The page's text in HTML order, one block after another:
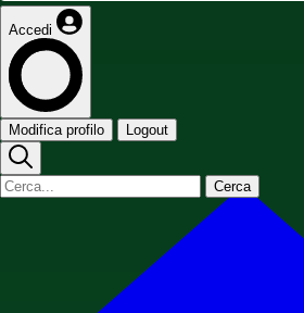
Accedi
Modifica profilo Logout
Cerca